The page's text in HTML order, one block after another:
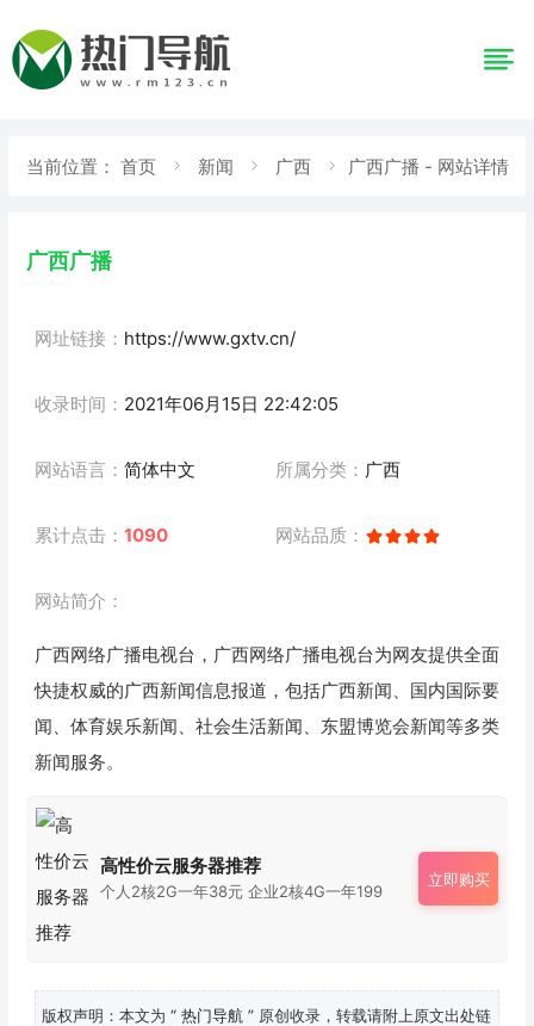
当前位置： 首页 新闻 广西 广西广播 - 网站详情
广西广播
网址链接： https://www.gxtv.cn/
收录时间： 2021年06月15日 22:42:05
网站语言： 简体中文 所属分类： 广西
累计点击： 1090 网站品质：
网站简介：
广西网络广播电视台，广西网络广播电视台为网友提供全面
快捷权威的广西新闻信息报道，包括广西新闻、国内国际要
闻、体育娱乐新闻、社会生活新闻、东盟博览会新闻等多类
新闻服务。
高性价云服务器推荐
个人2核2G一年38元 企业2核4G一年199
立即购买
版权声明：本文为 “ 热门导航 ” 原创收录，转载请附上原文出处链